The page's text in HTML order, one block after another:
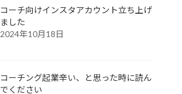
コーチ向けインスタアカウント立ち上げ
ました
2024年10月18日
コーチング起業辛い、と思った時に読ん
でください